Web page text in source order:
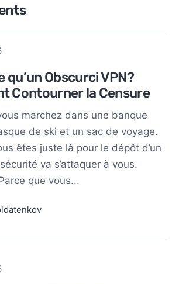
qu’un Obscurci VPN?
Contourner la Censure
marchez dans une banque
de ski et un sac de voyage.
êtes juste là pour le dépôt d’un
va s’attaquer à vous.
que vous...